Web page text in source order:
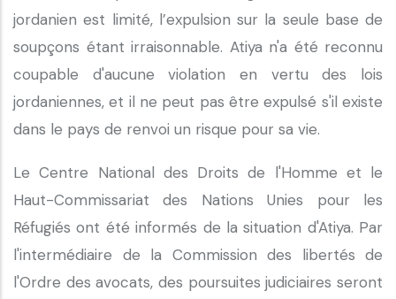
jordanien est limité, l’expulsion sur la seule base de
soupçons étant irraisonnable. Atiya n'a été reconnu
coupable d'aucune violation en vertu des lois
jordaniennes, et il ne peut pas être expulsé s'il existe
dans le pays de renvoi un risque pour sa vie.
Le Centre National des Droits de l'Homme et le
Haut-Commissariat des Nations Unies pour les
Réfugiés ont été informés de la situation d'Atiya. Par
l'intermédiaire de la Commission des libertés de
l'Ordre des avocats, des poursuites judiciaires seront